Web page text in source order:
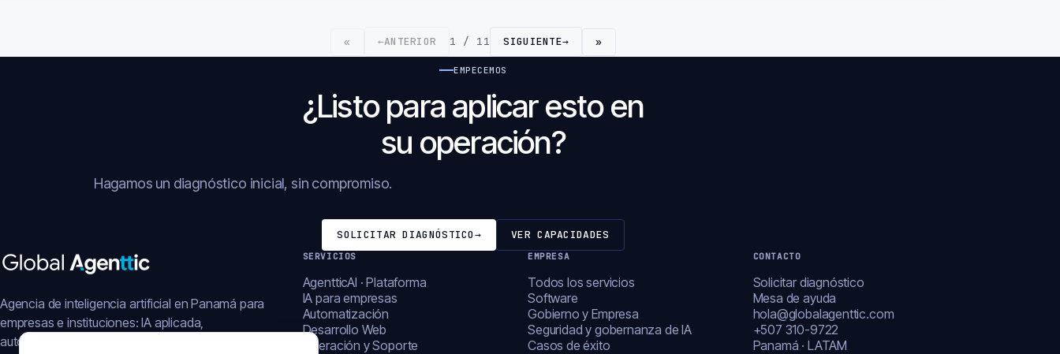
« ←ANTERIOR 1 / 11 SIGUIENTE→ »
EMPECEMOS
¿Listo para aplicar esto en
su operación?
Hagamos un diagnóstico inicial, sin compromiso.
SOLICITAR DIAGNÓSTICO→ VER CAPACIDADES
Agencia de inteligencia artificial en Panamá para
empresas e instituciones: IA aplicada,
automatización, plataformas y operación digital.
SERVICIOS
AgentticAI · Plataforma
IA para empresas
Automatización
Desarrollo Web
Operación y Soporte
EMPRESA
Todos los servicios
Software
Gobierno y Empresa
Seguridad y gobernanza de IA
Casos de éxito
CONTACTO
Solicitar diagnóstico
Mesa de ayuda
hola@globalagenttic.com
+507 310-9722
Panamá · LATAM